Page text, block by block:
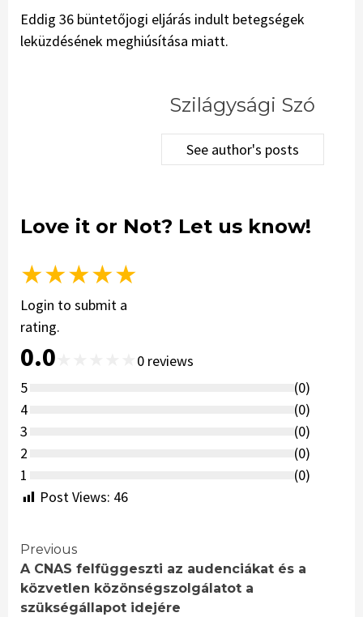
Eddig 36 büntetőjogi eljárás indult betegségek
leküzdésének meghiúsítása miatt.
Szilágysági Szó
See author's posts
Love it or Not? Let us know!
★★★★★
Login to submit a
rating.
0.0 0 reviews
5
(0)
4
(0)
3
(0)
2
(0)
1
(0)
Post Views: 46
Continue
Reading
Previous
A CNAS felfüggeszti az audenciákat és a
közvetlen közönségszolgálatot a
szükségállapot idejére